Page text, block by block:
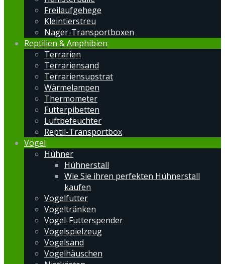
Freilaufgehege
Kleintierstreu
Nager-Transportboxen
Reptilien & Amphibien
Terrarien
Terrariensand
Terrariensupstrat
Wärmelampen
Thermometer
Futterpibetten
Luftbefeuchter
Reptil-Transportbox
Vögel
Hühner
Hühnerstall
Wie Sie ihren perfekten Hühnerstall
kaufen
Vogelfutter
Vogeltränken
Vogel-Futterspender
Vogelspielzeug
Vogelsand
Vogelhäuschen